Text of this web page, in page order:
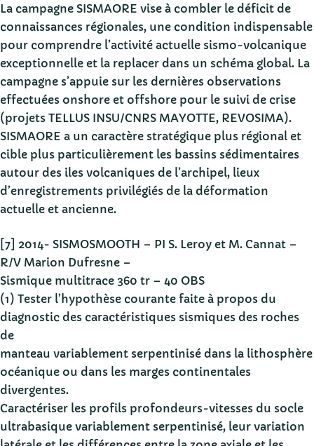
La campagne SISMAORE vise à combler le déficit de
connaissances régionales, une condition indispensable
pour comprendre l’activité actuelle sismo-volcanique
exceptionnelle et la replacer dans un schéma global. La
campagne s’appuie sur les dernières observations
effectuées onshore et offshore pour le suivi de crise
(projets TELLUS INSU/CNRS MAYOTTE, REVOSIMA).
SISMAORE a un caractère stratégique plus régional et
cible plus particulièrement les bassins sédimentaires
autour des iles volcaniques de l’archipel, lieux
d’enregistrements privilégiés de la déformation
actuelle et ancienne.
[7] 2014- SISMOSMOOTH – PI S. Leroy et M. Cannat –
R/V Marion Dufresne –
Sismique multitrace 360 tr – 40 OBS
(1) Tester l’hypothèse courante faite à propos du
diagnostic des caractéristiques sismiques des roches
de
manteau variablement serpentinisé dans la lithosphère
océanique ou dans les marges continentales
divergentes.
Caractériser les profils profondeurs-vitesses du socle
ultrabasique variablement serpentinisé, leur variation